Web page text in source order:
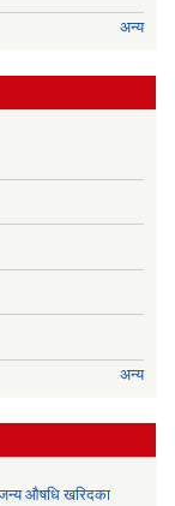
अन्य
अन्य
औषधि खरिदका